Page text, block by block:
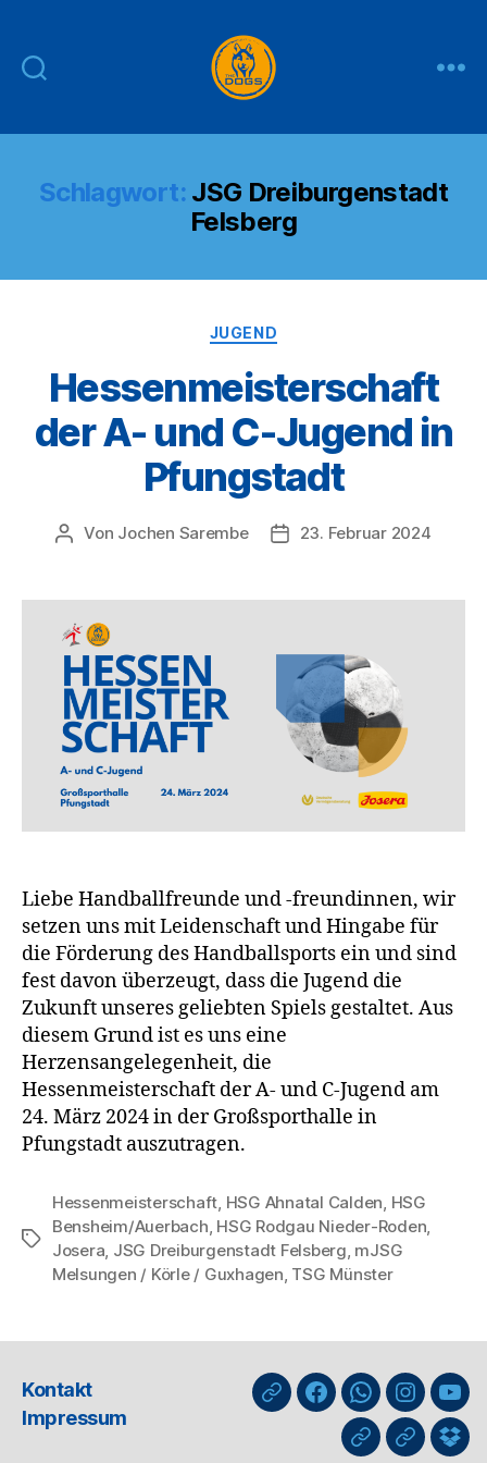
DOGS
Schlagwort: JSG Dreiburgenstadt
Felsberg
Kategorien
JUGEND
Hessenmeisterschaft
der A- und C-Jugend in
Pfungstadt
Beitragsautor
Von Jochen Sarembe Veröffentlichungsdatum
23. Februar 2024
Liebe Handballfreunde und -freundinnen, wir
setzen uns mit Leidenschaft und Hingabe für
die Förderung des Handballsports ein und sind
fest davon überzeugt, dass die Jugend die
Zukunft unseres geliebten Spiels gestaltet. Aus
diesem Grund ist es uns eine
Herzensangelegenheit, die
Hessenmeisterschaft der A- und C-Jugend am
24. März 2024 in der Großsporthalle in
Pfungstadt auszutragen.
Schlagwörter
Hessenmeisterschaft, HSG Ahnatal Calden, HSG
Bensheim/Auerbach, HSG Rodgau Nieder-Roden,
Josera, JSG Dreiburgenstadt Felsberg, mJSG
Melsungen / Körle / Guxhagen, TSG Münster
Kontakt
Impressum
nuLigaFacebookWhatsApp-
Kanal
GIPHYThreads